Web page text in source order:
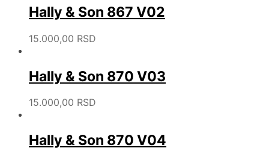
Hally & Son 867 V02
15.000,00 RSD
Hally & Son 870 V03
15.000,00 RSD
Hally & Son 870 V04